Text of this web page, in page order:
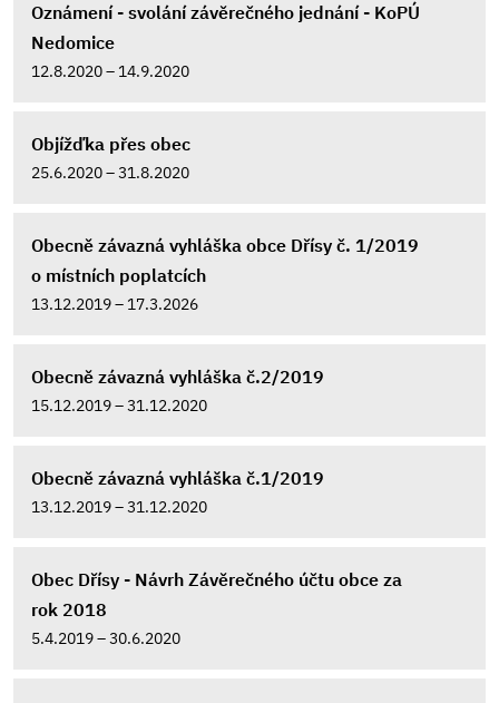
Oznámení - svolání závěrečného jednání - KoPÚ
Nedomice
12.8.2020 – 14.9.2020
Objížďka přes obec
25.6.2020 – 31.8.2020
Obecně závazná vyhláška obce Dřísy č. 1/2019
o místních poplatcích
13.12.2019 – 17.3.2026
Obecně závazná vyhláška č.2/2019
15.12.2019 – 31.12.2020
Obecně závazná vyhláška č.1/2019
13.12.2019 – 31.12.2020
Obec Dřísy - Návrh Závěrečného účtu obce za
rok 2018
5.4.2019 – 30.6.2020